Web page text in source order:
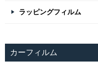
ラッピングフィルム
カーフィルム